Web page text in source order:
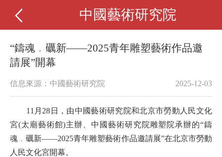
中國藝術研究院
“鑄魂﹒礪新——2025青年雕塑藝術作品邀
請展”開幕
信息來源：中國藝術研究院 2025-12-03
11月28日，由中國藝術研究院和北京市勞動人民文化
宮(太廟藝術館)主辦、中國藝術研究院雕塑院承辦的“鑄
魂﹒礪新——2025青年雕塑藝術作品邀請展”在北京市勞動
人民文化宮開幕。